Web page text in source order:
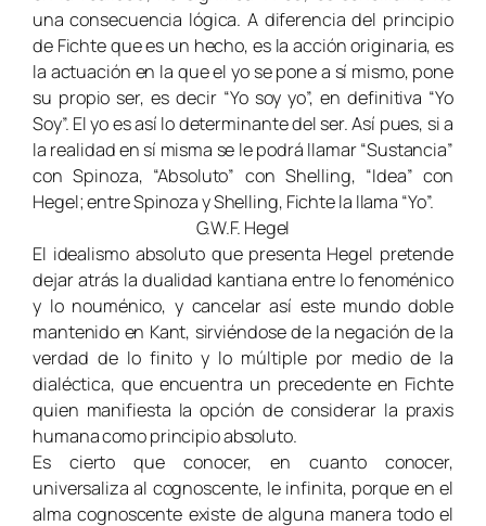
una consecuencia lógica. A diferencia del principio
de Fichte que es un hecho, es la acción originaria, es
la actuación en la que el yo se pone a sí mismo, pone
su propio ser, es decir “Yo soy yo”, en definitiva “Yo
Soy”. El yo es así lo determinante del ser. Así pues, si a
la realidad en sí misma se le podrá llamar “Sustancia”
con Spinoza, “Absoluto” con Shelling, “Idea” con
Hegel; entre Spinoza y Shelling, Fichte la llama “Yo”.
G.W.F. Hegel
El idealismo absoluto que presenta Hegel pretende
dejar atrás la dualidad kantiana entre lo fenoménico
y lo nouménico, y cancelar así este mundo doble
mantenido en Kant, sirviéndose de la negación de la
verdad de lo finito y lo múltiple por medio de la
dialéctica, que encuentra un precedente en Fichte
quien manifiesta la opción de considerar la praxis
humana como principio absoluto.
Es cierto que conocer, en cuanto conocer,
universaliza al cognoscente, le infinita, porque en el
alma cognoscente existe de alguna manera todo el